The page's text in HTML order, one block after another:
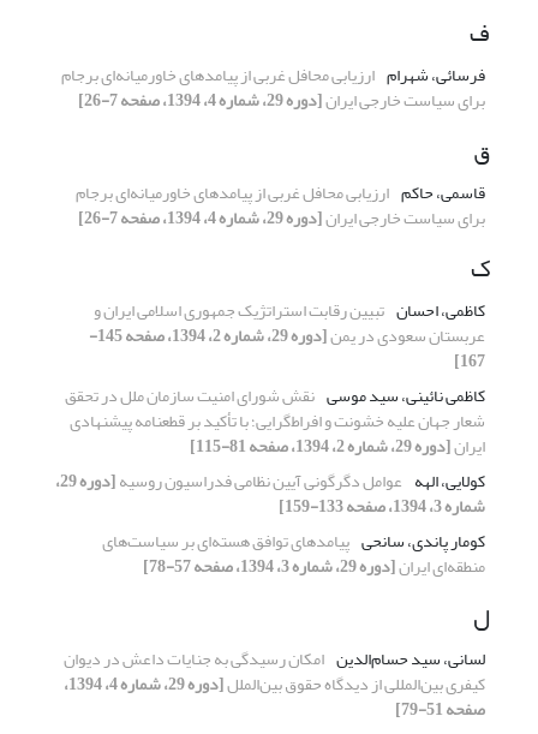
ف
فرسائی، شهرام ارزیابی محافل غربی از پیامدهای خاورمیانه‌ای برجام
برای سیاست خارجی ایران[دوره 29، شماره 4، 1394، صفحه 7-26]
ق
قاسمی، حاکم ارزیابی محافل غربی از پیامدهای خاورمیانه‌ای برجام
برای سیاست خارجی ایران[دوره 29، شماره 4، 1394، صفحه 7-26]
ک
کاظمی، احسان تبیین رقابت استراتژیک جمهوری اسلامی ایران و
عربستان سعودی در یمن [دوره 29، شماره 2، 1394، صفحه 145-
167]
کاظمی نائینی، سید موسی نقش شورای امنیت سازمان ملل در تحقق
شعار جهان علیه خشونت و افراط‌گرایی؛ با تأکید بر قطعنامه پیشنهادی
ایران[دوره 29، شماره 2، 1394، صفحه 81-115]
کولایی، الهه عوامل دگرگونی آیین نظامی فدراسیون روسیه [دوره 29،
شماره 3، 1394، صفحه 133-159]
کومار پاندی، سانحی پیامدهای توافق هسته‌ای بر سیاست‌های
منطقه‌ای ایران[دوره 29، شماره 3، 1394، صفحه 57-78]
ل
لسانی، سید حسام‌الدین امکان رسیدگی به جنایات داعش در دیوان
کیفری بین‌المللی از دیدگاه حقوق بین‌الملل [دوره 29، شماره 4، 1394،
صفحه 51-79]